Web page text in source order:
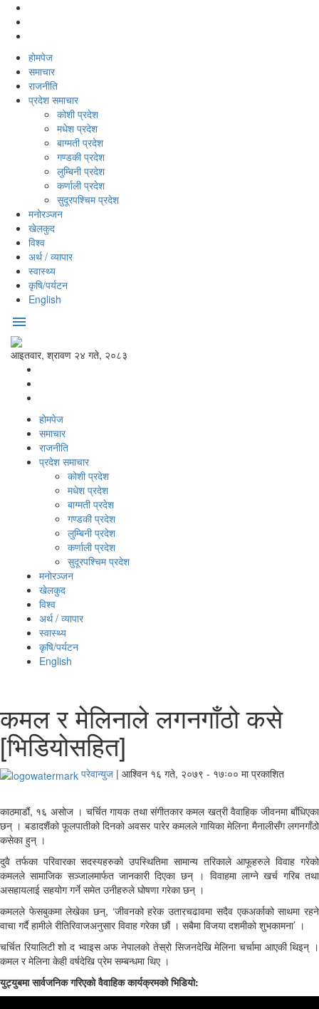
होमपेज
समाचार
राजनीति
प्रदेश समाचार
कोशी प्रदेश
मधेश प्रदेश
बाग्मती प्रदेश
गण्डकी प्रदेश
लुम्बिनी प्रदेश
कर्णाली प्रदेश
सुदूरपश्‍चिम प्रदेश
मनोरञ्‍जन
खेलकुद
विश्‍व
अर्थ / व्यापार
स्वास्थ्य
कृषि/पर्यटन
English
menu
आइतवार, श्रावण २४ गते, २०८३
होमपेज
समाचार
राजनीति
प्रदेश समाचार
कोशी प्रदेश
मधेश प्रदेश
बाग्मती प्रदेश
गण्डकी प्रदेश
लुम्बिनी प्रदेश
कर्णाली प्रदेश
सुदूरपश्‍चिम प्रदेश
मनोरञ्‍जन
खेलकुद
विश्‍व
अर्थ / व्यापार
स्वास्थ्य
कृषि/पर्यटन
English
कमल र मेलिनाले लगनगाँठो कसे
[भिडियोसहित]
परेवान्युज | आश्विन १६ गते, २०७९ - १७ः०० मा प्रकाशित
काठमाडौं, १६ असोज । चर्चित गायक तथा संगीतकार कमल खत्री वैवाहिक जीवनमा बाँधिएका
छन् । बडादशैंको फूलपातीको दिनको अवसर पारेर कमलले गायिका मेलिना मैनालीसँग लगनगाँठो
कसेका हुन् ।
दुवै तर्फका परिवारका सदस्यहरुको उपस्थितिमा सामान्य तरिकाले आफूहरुले विवाह गरेको
कमलले सामाजिक सञ्जालमार्फत जानकारी दिएका छन् । विवाहमा लाग्ने खर्च गरिब तथा
असहायलाई सहयोग गर्ने समेत उनीहरुले घोषणा गरेका छन् ।
कमलले फेसबुकमा लेखेका छन्, ‘जीवनको हरेक उतारचढावमा सदैव एकअर्काको साथमा रहने
वाचा गर्दै हामीले रीतिरिवाजअनुसार विवाह गरेका छौं । सबैमा विजया दशमीको शुभकामना’ ।
चर्चित रियालिटी शो द भ्वाइस अफ नेपालको तेस्रो सिजनदेखि मेलिना चर्चामा आएकी थिइन् ।
कमल र मेलिना केही वर्षदेखि प्रेम सम्बन्धमा थिए ।
युट्युबमा सार्वजनिक गरिएको वैवाहिक कार्यक्रमको भिडियो: